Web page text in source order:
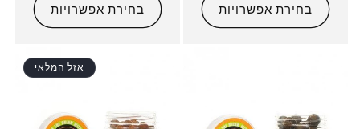
בחירת אפשרויות בחירת אפשרויות
אזל המלאי